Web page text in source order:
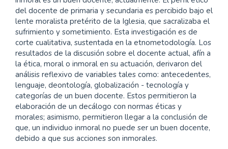
del docente de primaria y secundaria es percibido bajo el
lente moralista pretérito de la Iglesia, que sacralizaba el
sufrimiento y sometimiento. Esta investigación es de
corte cualitativa, sustentada en la etnometodología. Los
resultados de la discusión sobre el docente actual, afín a
la ética, moral o inmoral en su actuación, derivaron del
análisis reflexivo de variables tales como: antecedentes,
lenguaje, deontología, globalización - tecnología y
categorías de un buen docente. Estos permitieron la
elaboración de un decálogo con normas éticas y
morales; asimismo, permitieron llegar a la conclusión de
que, un individuo inmoral no puede ser un buen docente,
debido a que sus acciones son inmorales.